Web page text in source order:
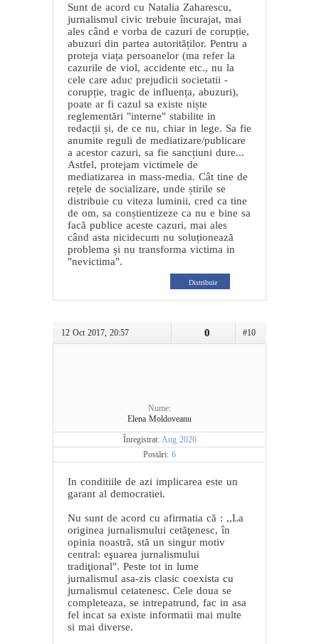
Sunt de acord cu Natalia Zaharescu,
jurnalismul civic trebuie încurajat, mai
ales când e vorba de cazuri de corupție,
abuzuri din partea autorităților. Pentru a
proteja viața persoanelor (ma refer la
cazurile de viol, accidente etc., nu la
cele care aduc prejudicii societatii -
corupție, tragic de influența, abuzuri),
poate ar fi cazul sa existe niște
reglementări "interne" stabilite in
redacții și, de ce nu, chiar in lege. Sa fie
anumite reguli de mediatizare/publicare
a acestor cazuri, sa fie sancțiuni dure...
Astfel, protejam victimele de
mediatizarea in mass-media. Cât tine de
rețele de socializare, unde știrile se
distribuie cu viteza luminii, cred ca tine
de om, sa conștientizeze ca nu e bine sa
facă publice aceste cazuri, mai ales
când asta nicidecum nu soluționează
problema și nu transforma victima in
"nevictima".
Distribuie
12 Oct 2017, 20:57 #10
0
Nume:
Elena Moldoveanu
Înregistrat: Aug 2026
Postări: 6
In conditiile de azi implicarea este un
garant al democratiei.
Nu sunt de acord cu afirmatia că : ,,La
originea jurnalismului cetăţenesc, în
opinia noastră, stă un singur motiv
central: eşuarea jurnalismului
tradiţional". Peste tot in lume
jurnalismul asa-zis clasic coexista cu
jurnalismul cetatenesc. Cele doua se
completeaza, se intrepatrund, fac in asa
fel incat sa existe informatii mai multe
si mai diverse.